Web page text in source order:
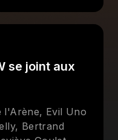
de la
: le PPV
sur
vendre dans
de tous les
et/ou
se joint aux
l'Arène, Evil Uno
Bertrand